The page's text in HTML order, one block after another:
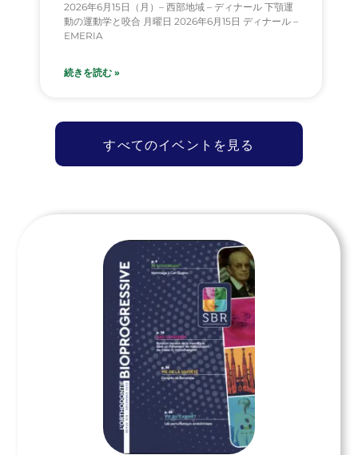
2026年6月15日（月）– 西部地域 – ディナール 下顎運
動の運動学と咬合 月曜日 2026年6月15日 ディナール –
EMERIA
続きを読む »
すべてのイベントを見る